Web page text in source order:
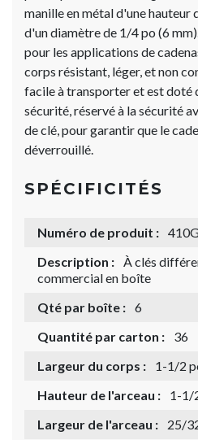
manille en métal d'une hauteur
d'un diamètre de 1/4 po (6
pour les applications de
corps résistant, léger, et non
facile à transporter et est doté
sécurité, réservé à la sécurité
de clé, pour garantir que le
déverrouillé.
SPÉCIFICITÉS
Numéro de produit :
Description : À clés
commercial en boîte
Qté par boîte : 6
Quantité par carton :
36
Largeur du corps :
1-1/2
Hauteur de l'arceau :
1-1/
Largeur de l'arceau :
25/